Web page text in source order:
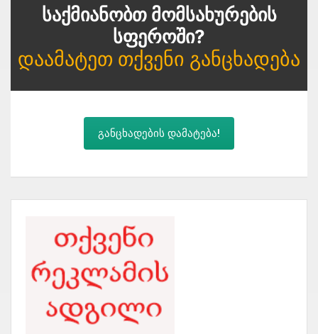
Საქმიანობთ Მომსახურების
Სფეროში?
Დაამატეთ Თქვენი Განცხადება
განცხადების დამატება!